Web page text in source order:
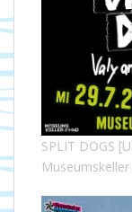
SPLIT DOGS